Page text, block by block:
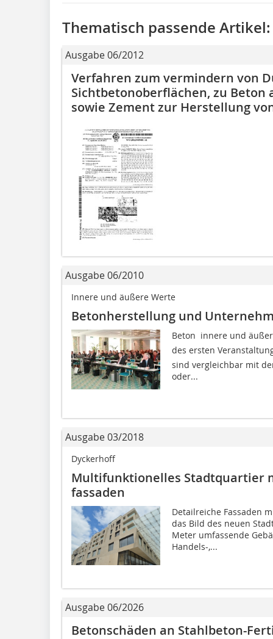
Thematisch passende Artikel:
Ausgabe 06/2012
Verfahren zum vermindern von
Sichtbetonoberflächen, zu
sowie Zement zur Herstellung
Ausgabe 06/2010
Innere und äußere Werte
Betonherstellung und
Beton  innere und
des ersten
sind vergleichbar mit
oder...
Ausgabe 03/2018
Dyckerhoff
Multifunktionelles Stadtquartier
fassaden
Detailreiche Fassaden
das Bild des neuen
Meter umfassende
Handels-,...
Ausgabe 06/2026
Betonschäden an Stahlbeton-